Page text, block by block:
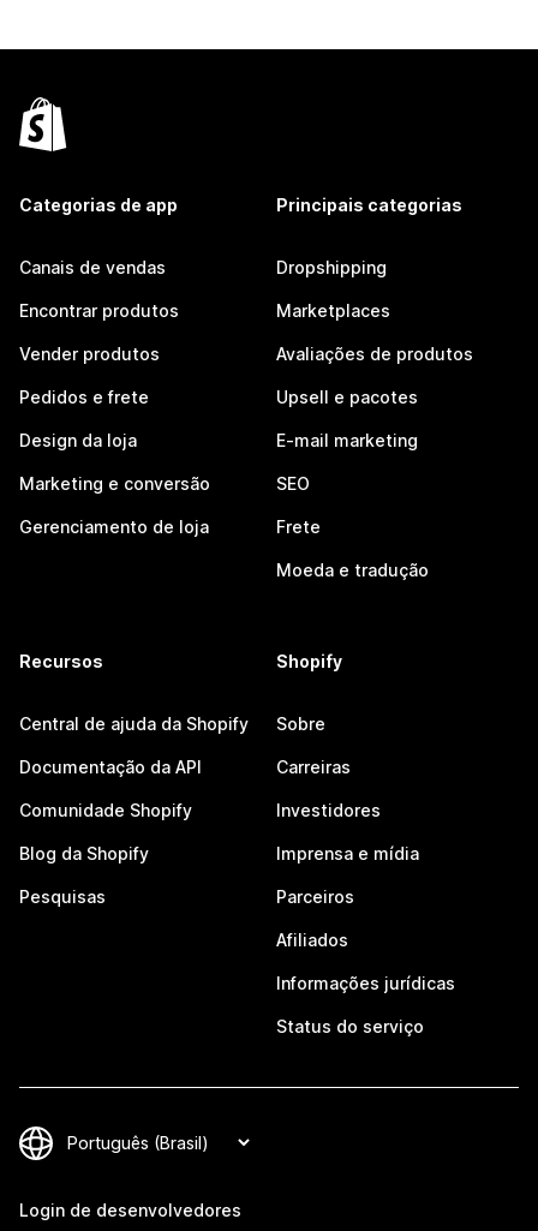
Categorias de app
Canais de vendas
Encontrar produtos
Vender produtos
Pedidos e frete
Design da loja
Marketing e conversão
Gerenciamento de loja
Principais categorias
Dropshipping
Marketplaces
Avaliações de produtos
Upsell e pacotes
E-mail marketing
SEO
Frete
Moeda e tradução
Recursos
Central de ajuda da Shopify
Documentação da API
Comunidade Shopify
Blog da Shopify
Pesquisas
Shopify
Sobre
Carreiras
Investidores
Imprensa e mídia
Parceiros
Afiliados
Informações jurídicas
Status do serviço
Login de desenvolvedores